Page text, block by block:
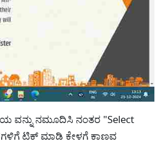
ವನ್ನು ನಮೂದಿಸಿ ನಂತರ "Select
ಟಿಕ್ ಮಾಡಿ ಕೇಳಗೆ ಕಾಣವ